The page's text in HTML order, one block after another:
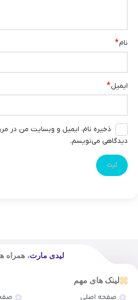
نام*
ایمیل*
ذخیره نام، ایمیل و وبسایت من در
دیدگاهی می‌نویسم.
لیدی مارت، همراه
لینک های مهم
صفحه اصلی